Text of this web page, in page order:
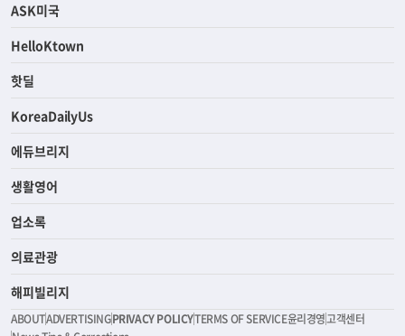
ASK미국
HelloKtown
핫딜
KoreaDailyUs
에듀브리지
생활영어
업소록
의료관광
해피빌리지
ABOUTADVERTISINGPRIVACY POLICYTERMS OF SERVICE윤리경영고객센터